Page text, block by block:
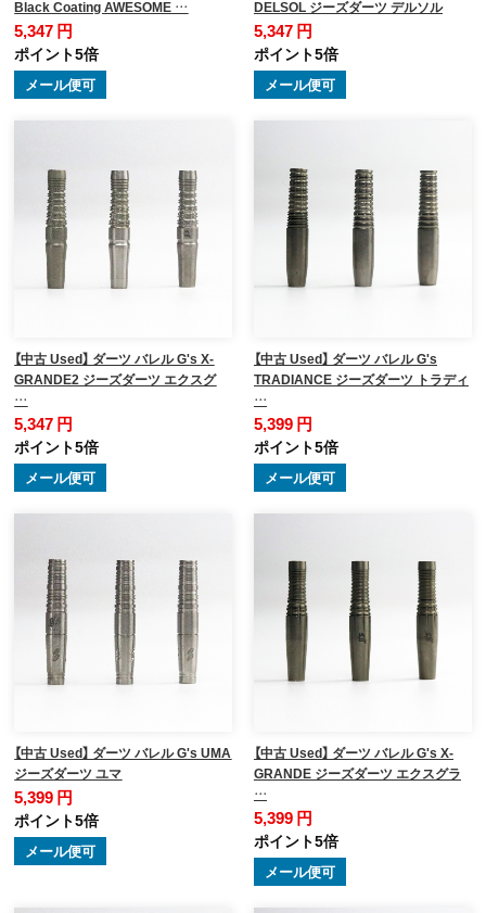
Black Coating AWESOME …
5,347 円
ポイント5倍
メール便可
DELSOL ジーズダーツ デルソル
5,347 円
ポイント5倍
メール便可
【中古 Used】 ダーツ バレル G's X-
GRANDE2 ジーズダーツ エクスグ
…
5,347 円
ポイント5倍
メール便可
【中古 Used】 ダーツ バレル G's
TRADIANCE ジーズダーツ トラディ
…
5,399 円
ポイント5倍
メール便可
【中古 Used】 ダーツ バレル G's UMA
ジーズダーツ ユマ
5,399 円
ポイント5倍
メール便可
【中古 Used】 ダーツ バレル G's X-
GRANDE ジーズダーツ エクスグラ
…
5,399 円
ポイント5倍
メール便可